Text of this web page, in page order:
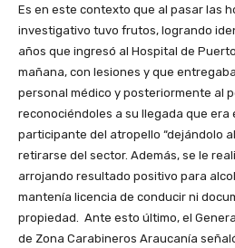
Es en este contexto que al pasar las
investigativo tuvo frutos, logrando
años que ingresó al Hospital de
mañana, con lesiones y que
personal médico y posteriormente al
reconociéndoles a su llegada que era
participante del atropello “dejándolo
retirarse del sector. Además, se le
arrojando resultado positivo para
mantenía licencia de conducir ni
propiedad. Ante esto último, el
de Zona Carabineros Araucanía señaló